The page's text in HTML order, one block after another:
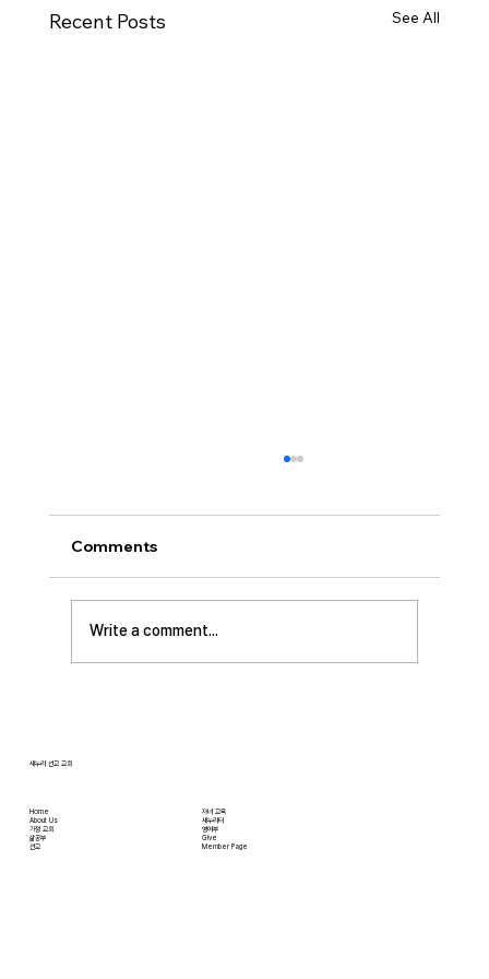
Recent Posts See All
Comments
Write a comment...
Home
About Us
​가정 교회
​삶공부
​선교
자녀 교육
새누리터
영어부
Give
Member Page
새누리 선교 교회